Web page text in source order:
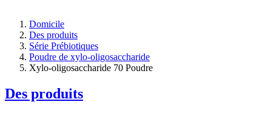
Domicile
Des produits
Série Prébiotiques
Poudre de xylo-oligosaccharide
Xylo-oligosaccharide 70 Poudre
Des produits